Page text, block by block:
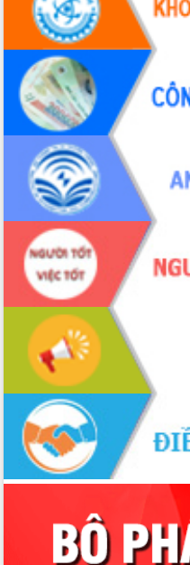
Chương trình “Gặp gỡ hữu nghị –
Friendship Meeting New Year 2026”
Bầu cử Quốc hội và HĐND: Cử tri Đắk
Lắk gửi gắm niềm tin, kỳ vọng vào lá
phiếu
Đắk Lắk sẵn sàng các điều kiện cho
Ngày hội bầu cử đại biểu Quốc hội
khóa XVI và HĐND các cấp nhiệm kỳ
2026-2031
Đảm bảo cuộc bầu cử đại biểu Quốc
hội và đại biểu HĐND các cấp diễn ra
an toàn, hiệu quả, đúng quy định
Thủ tướng Chính phủ Phạm Minh Chính
kiểm tra, chỉ đạo hoàn thành các dự
án cao tốc và thăm khu tái định cư tại
Đắk Lắk
Sôi nổi Hội đua ngựa truyền thống Gò
Thì Thùng mừng Xuân Bính Ngọ 2026
Lãnh đạo tỉnh dâng hương tưởng niệm
tại Đập Đồng Cam đầu Xuân Bính Ngọ
Ngành nông nghiệp phấn đấu tăng
trưởng đạt 5,86% trong năm 2026
UBND tỉnh Đắk Lắk triển khai công tác
quốc phòng, quân sự địa phương năm
2026
Đắk Lắk tập trung toàn lực khắc phục
tồn tại IUU, sẵn sàng làm việc với
Đoàn thanh tra EC
Chủ tịch UBND tỉnh Tạ Anh Tuấn thăm,